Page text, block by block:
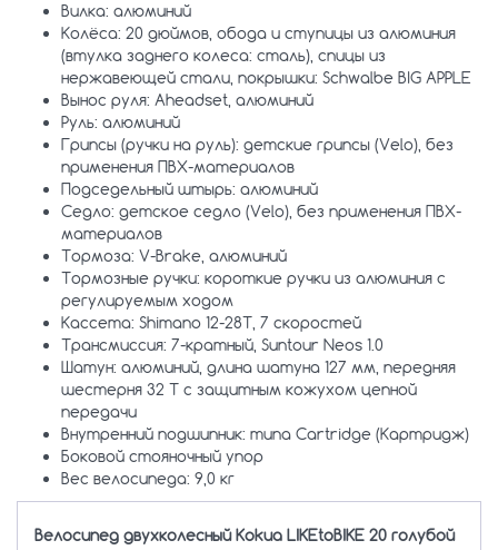
Вилка: алюминий
Колёса: 20 дюймов, обода и ступицы из алюминия
(втулка заднего колеса: сталь), спицы из
нержавеющей стали, покрышки: Schwalbe BIG APPLE
Вынос руля: Aheadset, алюминий
Руль: алюминий
Грипсы (ручки на руль): детские грипсы (Velo), без
применения ПВХ-материалов
Подседельный штырь: алюминий
Седло: детское седло (Velo), без применения ПВХ-
материалов
Тормоза: V-Brake, алюминий
Тормозные ручки: короткие ручки из алюминия с
регулируемым ходом
Кассета: Shimano 12-28T, 7 скоростей
Трансмиссия: 7-кратный, Suntour Neos 1.0
Шатун: алюминий, длина шатуна 127 мм, передняя
шестерня 32 T с защитным кожухом цепной
передачи
Внутренний подшипник: типа Cartridge (Картридж)
Боковой стояночный упор
Вес велосипеда: 9,0 кг
Велосипед двухколесный Kokua LIKEtoBIKE 20 голубой